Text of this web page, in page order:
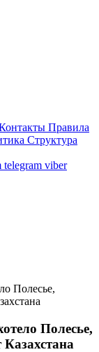
Правила
Структура
telegram viber
Полесье,
Полесье,